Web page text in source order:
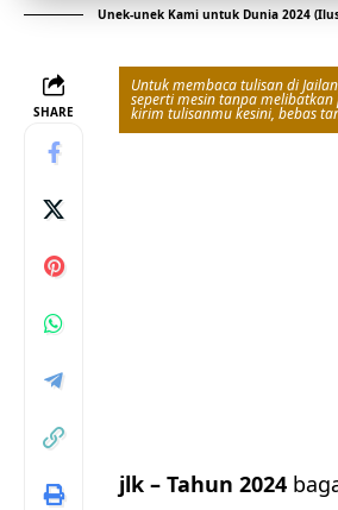
Unek-unek Kami untuk Dunia 2024
SHARE
Untuk membaca tulisan di
seperti mesin tanpa melibatkan
kirim tulisanmu kesini, bebas
jlk – Tahun 2024